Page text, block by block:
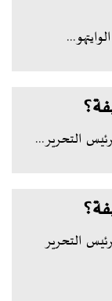
التحرير...
التحرير